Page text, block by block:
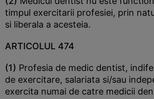
timpul exercitarii profesiei, prin
si liberala a acesteia.
ARTICOLUL 474
(1) Profesia de medic dentist,
de exercitare, salariata si/sau
exercita numai de catre medicii